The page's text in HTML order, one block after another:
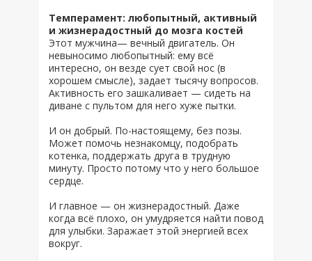
Темперамент: любопытный, активный
и жизнерадостный до мозга костей
Этот мужчина— вечный двигатель. Он
невыносимо любопытный: ему всё
интересно, он везде сует свой нос (в
хорошем смысле), задает тысячу вопросов.
Активность его зашкаливает — сидеть на
диване с пультом для него хуже пытки.
И он добрый. По-настоящему, без позы.
Может помочь незнакомцу, подобрать
котенка, поддержать друга в трудную
минуту. Просто потому что у него большое
сердце.
И главное — он жизнерадостный. Даже
когда всё плохо, он умудряется найти повод
для улыбки. Заражает этой энергией всех
вокруг.